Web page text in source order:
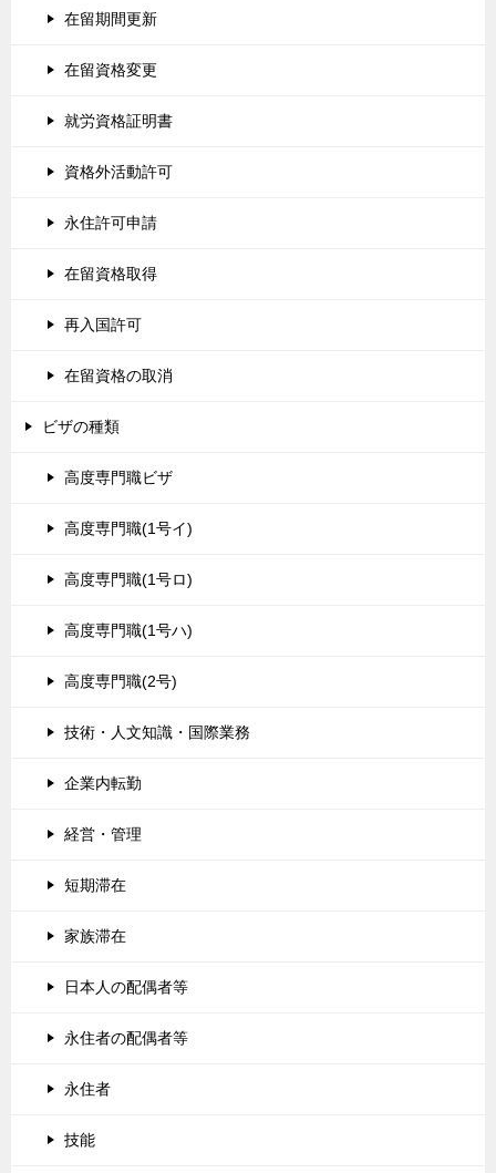
在留期間更新
在留資格変更
就労資格証明書
資格外活動許可
永住許可申請
在留資格取得
再入国許可
在留資格の取消
ビザの種類
高度専門職ビザ
高度専門職(1号イ)
高度専門職(1号ロ)
高度専門職(1号ハ)
高度専門職(2号)
技術・人文知識・国際業務
企業内転勤
経営・管理
短期滞在
家族滞在
日本人の配偶者等
永住者の配偶者等
永住者
技能